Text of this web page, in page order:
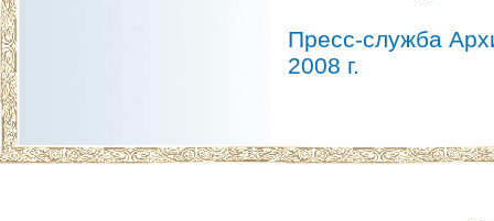
Пресс-служба
2008 г.